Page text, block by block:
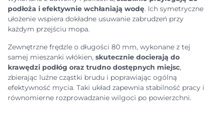
podłoża i efektywnie wchłaniają wodę. Ich symetryczne
ułożenie wspiera dokładne usuwanie zabrudzeń przy
każdym przejściu mopa.
Zewnętrzne frędzle o długości 80 mm, wykonane z tej
samej mieszanki włókien, skutecznie docierają do
krawędzi podłóg oraz trudno dostępnych miejsc,
zbierając luźne cząstki brudu i poprawiając ogólną
efektywność mycia. Taki układ zapewnia stabilność pracy i
równomierne rozprowadzanie wilgoci po powierzchni.